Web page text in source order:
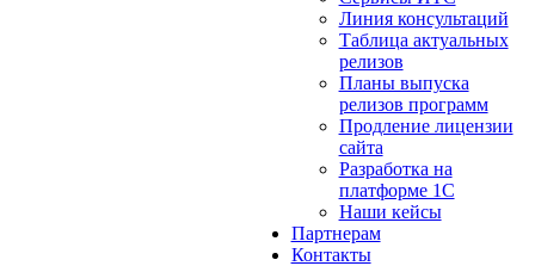
Линия консультаций
Таблица актуальных
релизов
Планы выпуска
релизов программ
Продление лицензии
сайта
Разработка на
платформе 1С
Наши кейсы
Партнерам
Контакты